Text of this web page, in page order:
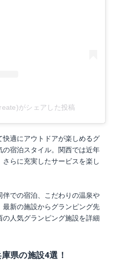
がシェアした投稿
適にアウトドアが楽しめるグ
宿泊スタイル。関西では近年
らに充実したサービスを楽し
での宿泊、こだわりの温泉や
新の施設からグランピング先
人気グランピング施設を詳細
県の施設4選！